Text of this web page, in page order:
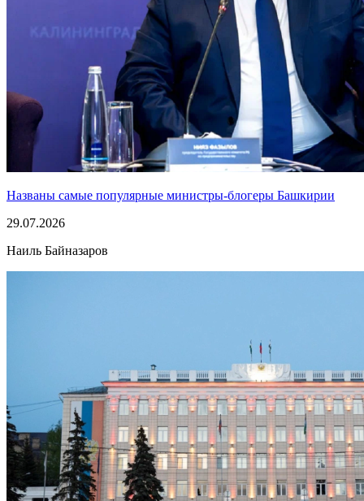
Названы самые популярные министры-блогеры Башкирии
29.07.2026
Наиль Байназаров